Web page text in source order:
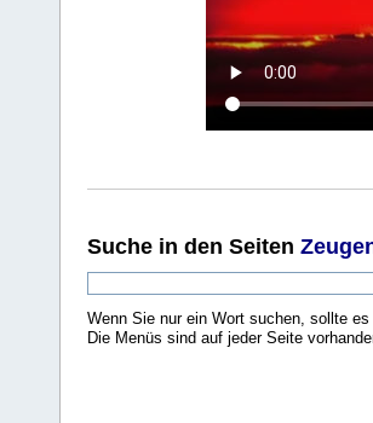
Suche in den Seiten
Wenn Sie nur ein Wort suchen, sollte
Die Menüs sind auf jeder Seite